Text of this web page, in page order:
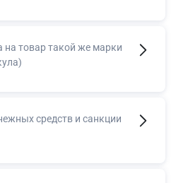
на товар такой же марки
средств и санкции